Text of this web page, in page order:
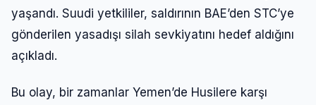
yaşandı. Suudi yetkililer, saldırının BAE’den STC’ye
gönderilen yasadışı silah sevkiyatını hedef aldığını
açıkladı.
Bu olay, bir zamanlar Yemen’de Husilere karşı